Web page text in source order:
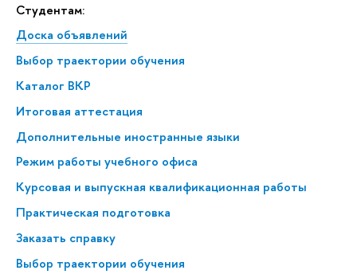
Студентам:
Доска объявлений
Выбор траектории обучения
Каталог ВКР
Итоговая аттестация
Дополнительные иностранные языки
Режим работы учебного офиса
Курсовая и выпускная квалификационная работы
Практическая подготовка
Заказать справку
Выбор траектории обучения